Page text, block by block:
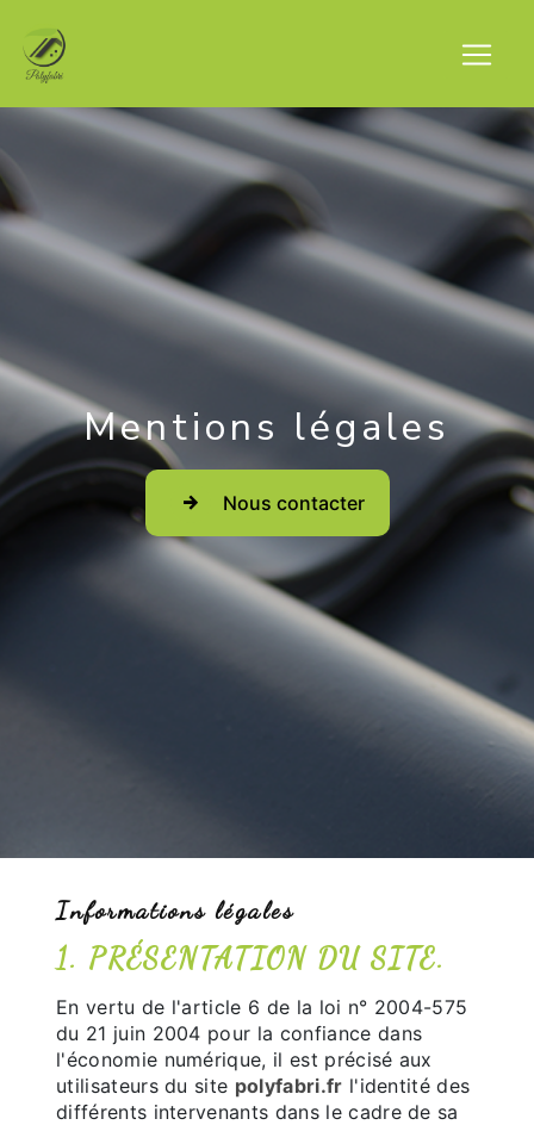
Mentions légales
Nous contacter
Informations légales
1. PRÉSENTATION DU SITE.
En vertu de l'article 6 de la loi n° 2004-575
du 21 juin 2004 pour la confiance dans
l'économie numérique, il est précisé aux
utilisateurs du site polyfabri.fr l'identité des
différents intervenants dans le cadre de sa